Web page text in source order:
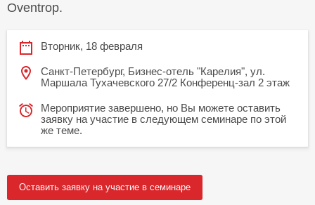
Oventrop.
Вторник, 18 февраля
Санкт-Петербург, Бизнес-отель "Карелия", ул.
Маршала Тухачевского 27/2 Конференц-зал 2 этаж
Мероприятие завершено, но Вы можете оставить
заявку на участие в следующем семинаре по этой
же теме.
Оставить заявку на участие в семинаре